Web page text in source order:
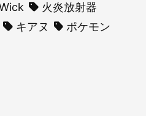
火炎放射器
キアヌ
ポケモン